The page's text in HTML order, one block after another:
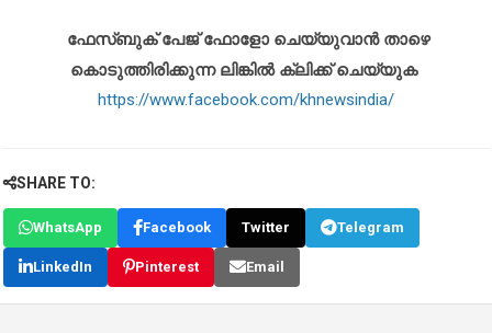
ഫേസ്ബുക് പേജ് ഫോളോ ചെയ്യുവാൻ താഴെ
കൊടുത്തിരിക്കുന്ന ലിങ്കിൽ ക്ലിക്ക് ചെയ്യുക
https://www.facebook.com/khnewsindia/
SHARE TO:
WhatsApp Facebook Twitter Telegram
LinkedIn Pinterest Email